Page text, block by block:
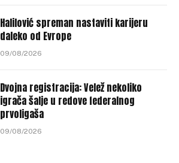
Halilović spreman nastaviti karijeru
daleko od Evrope
09/08/2026
Dvojna registracija: Velež nekoliko
igrača šalje u redove federalnog
prvoligaša
09/08/2026